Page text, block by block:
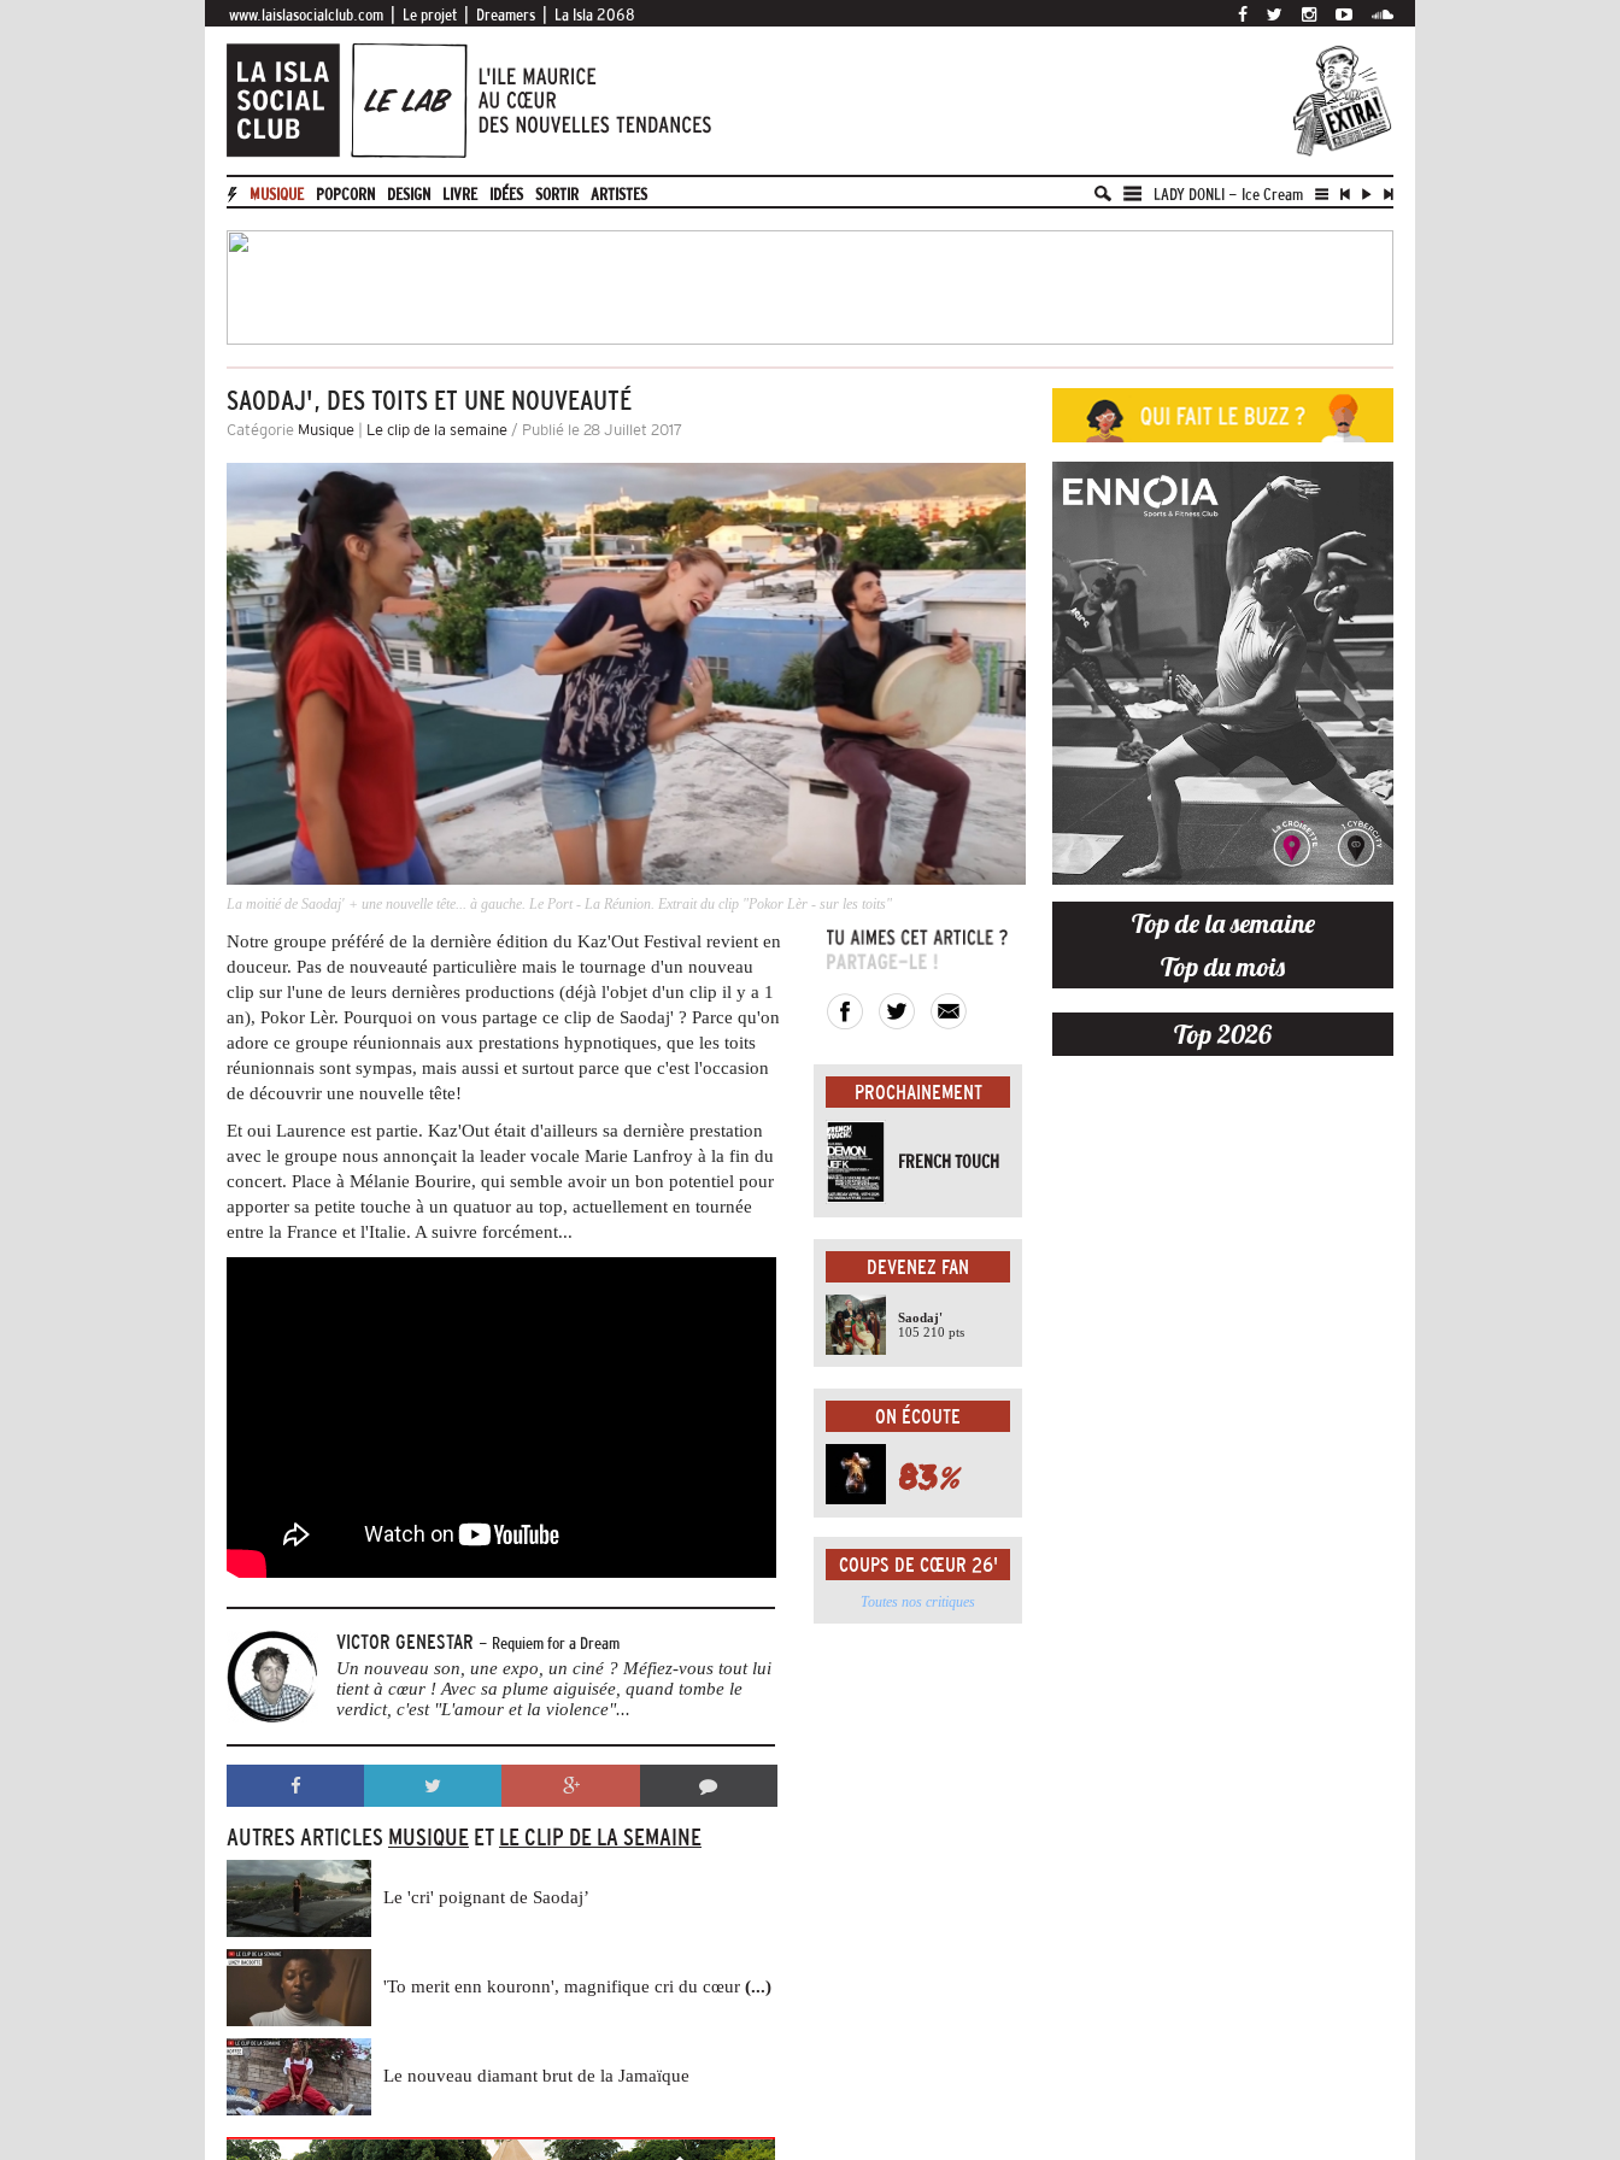
www.laislasocialclub.com Le projet Dreamers La Isla 2068
MUSIQUE POPCORN DESIGN LIVRE IDÉES SORTIR ARTISTES LADY DONLI - Ice Cream
SAODAJ', DES TOITS ET UNE NOUVEAUTÉ
Catégorie Musique Le clip de la semaine / Publié le 28 Juillet 2017
La moitié de Saodaj' + une nouvelle tête... à gauche. Le Port - La Réunion. Extrait du clip "Pokor Lèr - sur les toits"
Notre groupe préféré de la dernière édition du Kaz'Out Festival revient en
douceur. Pas de nouveauté particulière mais le tournage d'un nouveau
clip sur l'une de leurs dernières productions (déjà l'objet d'un clip il y a 1
an), Pokor Lèr. Pourquoi on vous partage ce clip de Saodaj' ? Parce qu'on
adore ce groupe réunionnais aux prestations hypnotiques, que les toits
réunionnais sont sympas, mais aussi et surtout parce que c'est l'occasion
de découvrir une nouvelle tête!
Et oui Laurence est partie. Kaz'Out était d'ailleurs sa dernière prestation
avec le groupe nous annonçait la leader vocale Marie Lanfroy à la fin du
concert. Place à Mélanie Bourire, qui semble avoir un bon potentiel pour
apporter sa petite touche à un quatuor au top, actuellement en tournée
entre la France et l'Italie. A suivre forcément...
VICTOR GENESTAR - Requiem for a Dream
Un nouveau son, une expo, un ciné ? Méfiez-vous tout lui
tient à cœur ! Avec sa plume aiguisée, quand tombe le
verdict, c'est "L'amour et la violence"...
AUTRES ARTICLES MUSIQUE ET LE CLIP DE LA SEMAINE
Le 'cri' poignant de Saodaj’
'To merit enn kouronn', magnifique cri du cœur (...)
Le nouveau diamant brut de la Jamaïque
PROCHAINEMENT
FRENCH TOUCH
DEVENEZ FAN
Saodaj'
105 210 pts
ON ÉCOUTE
83%
COUPS DE CŒUR 26'
Toutes nos critiques
Top de la semaine
Top du mois
Top 2026